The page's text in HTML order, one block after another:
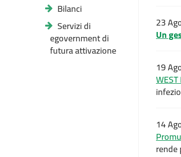
Bilanci
Servizi di
egovernment di
futura attivazione
23
Un
19
14